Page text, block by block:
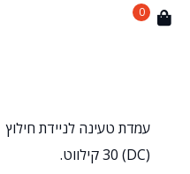
0
עמדת טעינה לניידת חילוץ
(DC) 30 קילווט.